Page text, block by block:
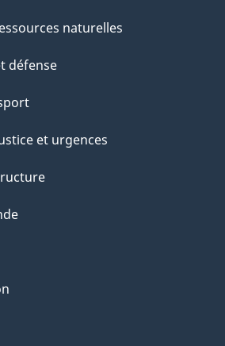
naturelles
défense
et urgences